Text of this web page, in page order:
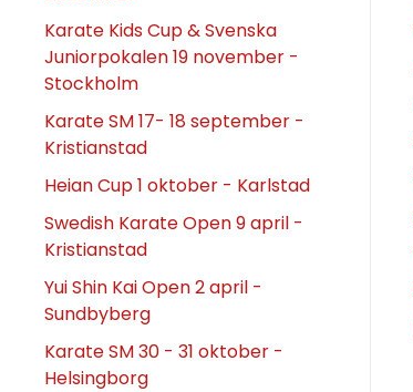
Karate Kids Cup & Svenska
Juniorpokalen 19 november -
Stockholm
Karate SM 17- 18 september -
Kristianstad
Heian Cup 1 oktober - Karlstad
Swedish Karate Open 9 april -
Kristianstad
Yui Shin Kai Open 2 april -
Sundbyberg
Karate SM 30 - 31 oktober -
Helsingborg